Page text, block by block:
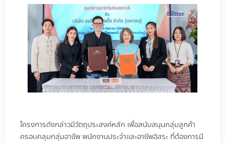
โครงการดังกล่าวมีวัตถุประสงค์หลัก เพื่อสนับสนุนกลุ่มลูกค้า
ครอบคลุมกลุ่มอาชีพ พนักงานประจำและอาชีพอิสระ ที่ต้องการมี